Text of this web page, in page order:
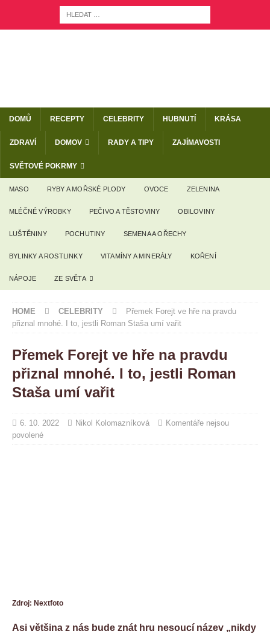
DOMŮ RECEPTY CELEBRITY HUBNUTÍ KRÁSA
ZDRAVÍ DOMOV RADY A TIPY ZAJÍMAVOSTI
SVĚTOVÉ POKRMY
MASO RYBY A MOŘSKÉ PLODY OVOCE ZELENINA
MLÉČNÉ VÝROBKY PEČIVO A TĚSTOVINY OBILOVINY
LUŠTĚNINY POCHUTINY SEMENA A OŘECHY
BYLINKY A ROSTLINKY VITAMÍNY A MINERÁLY KOŘENÍ
NÁPOJE ZE SVĚTA
HOME CELEBRITY
Přemek Forejt ve hře na pravdu
přiznal mnohé. I to, jestli Roman Staša umí vařit
Přemek Forejt ve hře na pravdu
přiznal mnohé. I to, jestli Roman
Staša umí vařit
6. 10. 2022 Nikol Kolomazníková
Komentáře nejsou
povolené
Zdroj: Nextfoto
Asi většina z nás bude znát hru nesoucí název „nikdy